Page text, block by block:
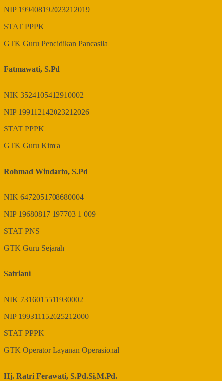
NIP 199408192023212019
STAT PPPK
GTK Guru Pendidikan Pancasila
Fatmawati, S.Pd
NIK 3524105412910002
NIP 199112142023212026
STAT PPPK
GTK Guru Kimia
Rohmad Windarto, S.Pd
NIK 6472051708680004
NIP 19680817 197703 1 009
STAT PNS
GTK Guru Sejarah
Satriani
NIK 7316015511930002
NIP 199311152025212000
STAT PPPK
GTK Operator Layanan Operasional
Hj. Ratri Ferawati, S.Pd.Si,M.Pd.